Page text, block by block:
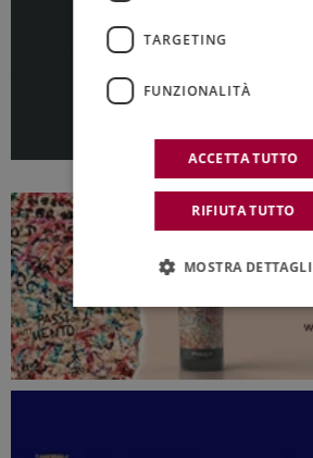
TARGETING
FUNZIONALITÀ
ACCETTA TUTTO
RIFIUTA TUTTO
MOSTRA DETTAGLI